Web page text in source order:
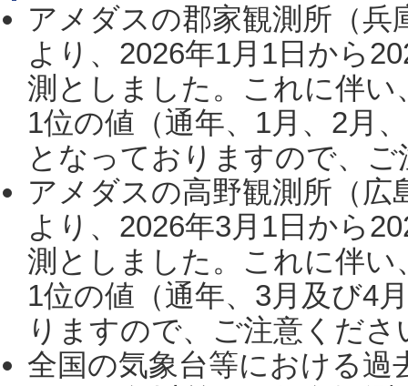
アメダスの郡家観測所（
より、2026年1月1日から
測としました。これに伴い
1位の値（通年、1月、2月
となっておりますので、
アメダスの高野観測所（
より、2026年3月1日から
測としました。これに伴い
1位の値（通年、3月及び4
りますので、ご注意くだ
全国の気象台等における過